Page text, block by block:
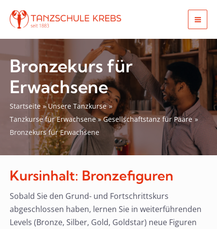
Inhalt
springen
Bronzekurs für
Erwachsene
Startseite
Unsere Tanzkurse
Tanzkurse für Erwachsene
Gesellschaftstanz für Paare
Bronzekurs für Erwachsene
Kursinhalt: Bronzefiguren
Sobald Sie den Grund- und Fortschrittskurs
abgeschlossen haben, lernen Sie in weiterführenden
Levels (Bronze, Silber, Gold, Goldstar) neue Figuren